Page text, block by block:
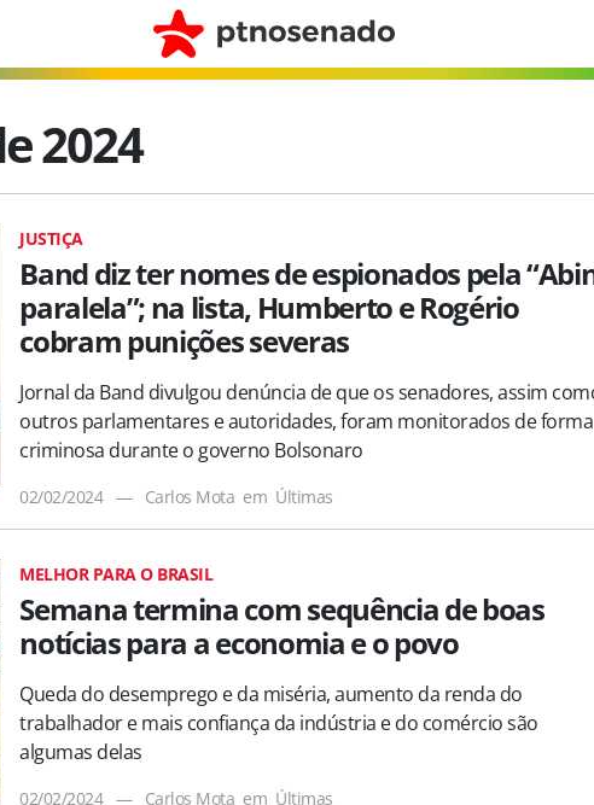
2024
JUSTIÇA
Band diz ter nomes de espionados pela
paralela”; na lista, Humberto e Rogério
cobram punições severas
Jornal da Band divulgou denúncia de que os senadores, assim
outros parlamentares e autoridades, foram monitorados de forma
criminosa durante o governo Bolsonaro
02/02/2024 — Carlos Mota em Últimas
MELHOR PARA O BRASIL
Semana termina com sequência de boas
notícias para a economia e o povo
Queda do desemprego e da miséria, aumento da renda do
trabalhador e mais confiança da indústria e do comércio são
algumas delas
02/02/2024 — Carlos Mota em Últimas